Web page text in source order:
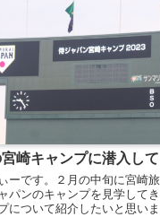
崎キャンプに潜入して
ーです。２月の中旬に宮崎
パンのキャンプを見学して
について紹介したいと思いま